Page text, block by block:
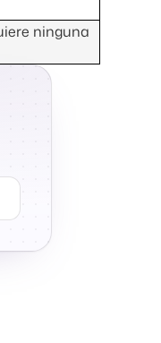
ninguna